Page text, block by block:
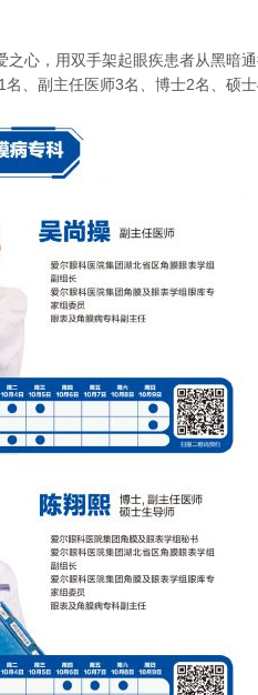
之心，用双手架起眼疾患者从黑暗
、副主任医师3名、博士2名、硕士